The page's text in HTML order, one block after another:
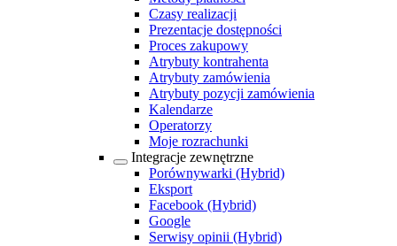
Czasy realizacji
Prezentacje dostępności
Proces zakupowy
Atrybuty kontrahenta
Atrybuty zamówienia
Atrybuty pozycji zamówienia
Kalendarze
Operatorzy
Moje rozrachunki
Integracje zewnętrzne
Porównywarki (Hybrid)
Eksport
Facebook (Hybrid)
Google
Serwisy opinii (Hybrid)